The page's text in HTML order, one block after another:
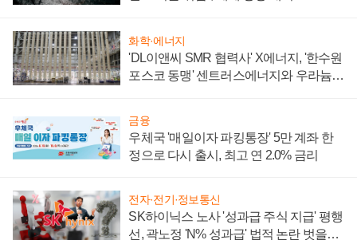
화학·에너지
'DL이앤씨 SMR 협력사' X에너지, '한수원
포스코 동맹' 센트러스에너지와 우라늄
금융
우체국 '매일이자 파킹통장' 5만 계좌 한
정으로 다시 출시, 최고 연 2.0% 금리
전자·전기·정보통신
SK하이닉스 노사 '성과급 주식 지급' 평행
선, 곽노정 'N% 성과급' 법적 논란 벗을지